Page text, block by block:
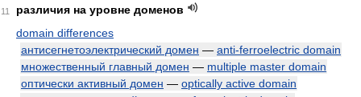
11
различия на уровне доменов
domain differences
антисегнетоэлектрический домен — anti-ferroelectric domain
множественный главный домен — multiple master domain
оптически активный домен — optically active domain